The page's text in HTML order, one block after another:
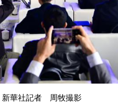
新華社記者 周牧撮影